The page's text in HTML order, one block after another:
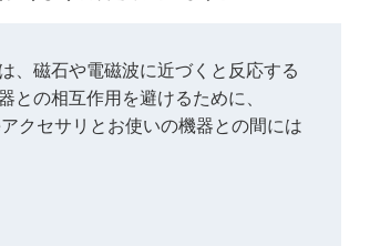
、磁石や電磁波に近づくと反応する
との相互作用を避けるために、
クセサリとお使いの機器との間には